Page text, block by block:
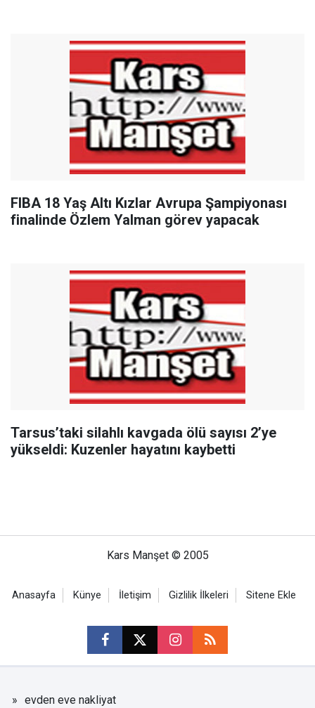
FIBA 18 Yaş Altı Kızlar Avrupa Şampiyonası
finalinde Özlem Yalman görev yapacak
Tarsus’taki silahlı kavgada ölü sayısı 2’ye
yükseldi: Kuzenler hayatını kaybetti
Kars Manşet © 2005
Anasayfa Künye İletişim Gizlilik İlkeleri Sitene Ekle
evden eve nakliyat